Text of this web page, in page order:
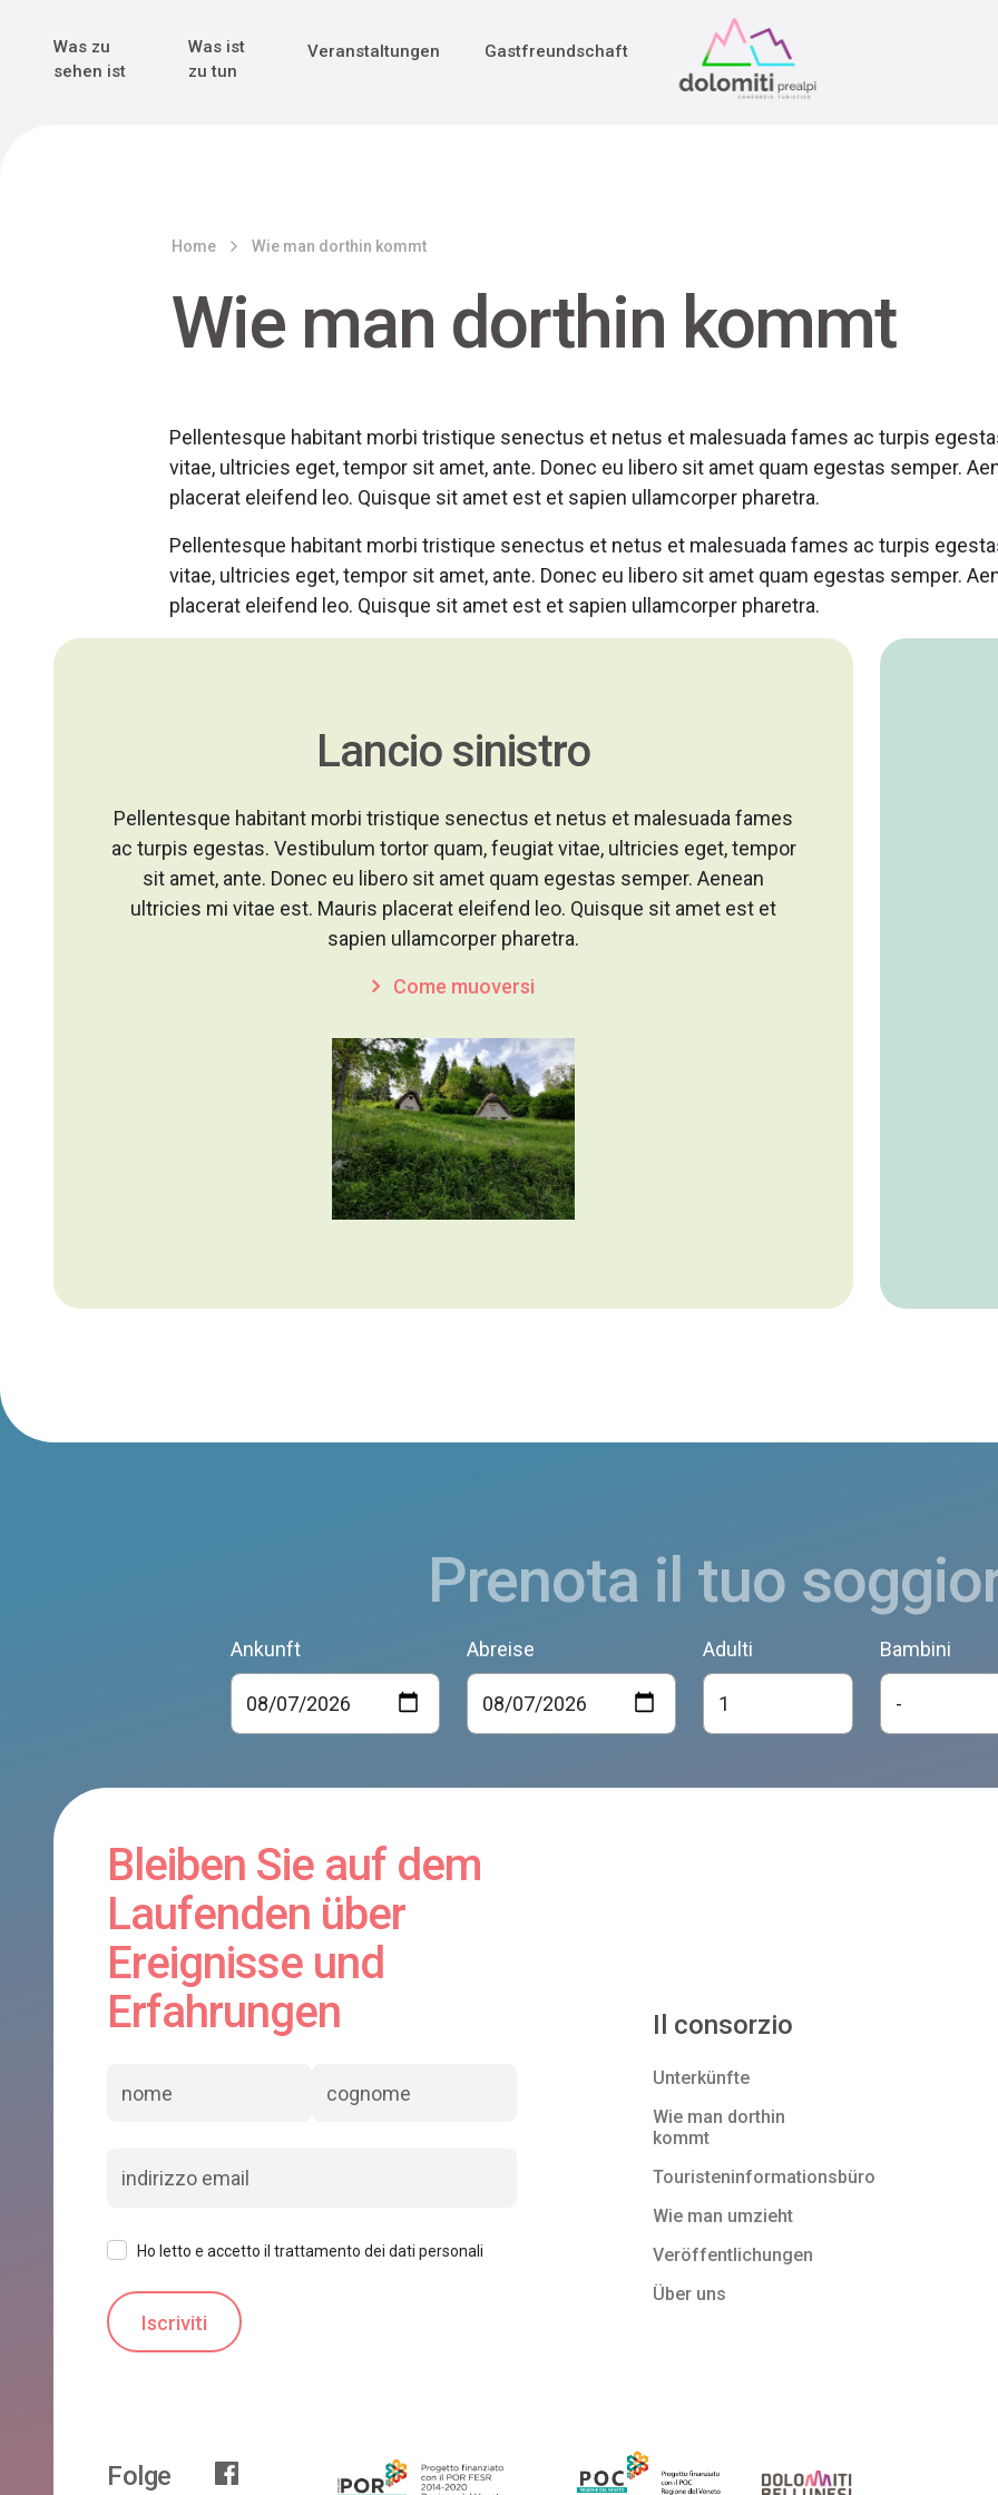
Main Navigation
Was zu
sehen ist
Was ist
zu tun
Veranstaltungen Gastfreundschaft
Home Wie man dorthin kommt
Wie man dorthin kommt
Pellentesque habitant morbi tristique senectus et netus et malesuada fames ac turpis
vitae, ultricies eget, tempor sit amet, ante. Donec eu libero sit amet quam egestas semper.
placerat eleifend leo. Quisque sit amet est et sapien ullamcorper pharetra.
Pellentesque habitant morbi tristique senectus et netus et malesuada fames ac turpis
vitae, ultricies eget, tempor sit amet, ante. Donec eu libero sit amet quam egestas semper.
placerat eleifend leo. Quisque sit amet est et sapien ullamcorper pharetra.
Lancio sinistro
Pellentesque habitant morbi tristique senectus et netus et malesuada fames
ac turpis egestas. Vestibulum tortor quam, feugiat vitae, ultricies eget, tempor
sit amet, ante. Donec eu libero sit amet quam egestas semper. Aenean
ultricies mi vitae est. Mauris placerat eleifend leo. Quisque sit amet est et
sapien ullamcorper pharetra.
Come muoversi
Prenota il tuo
Ankunft Abreise Adulti Bambini
Bleiben Sie auf dem
Laufenden über
Ereignisse und
Erfahrungen
Ho letto e accetto il trattamento dei dati personali
Il consorzio
Unterkünfte
Wie man dorthin
kommt
Touristeninformationsbüro
Wie man umzieht
Veröffentlichungen
Über uns
Folge